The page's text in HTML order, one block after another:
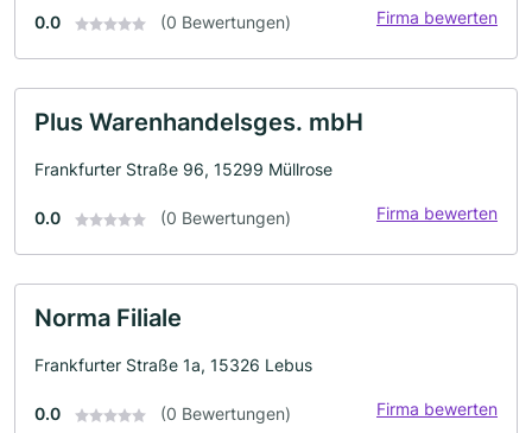
0.0 (0 Bewertungen) Firma bewerten
Plus Warenhandelsges. mbH
Frankfurter Straße 96, 15299 Müllrose
0.0 (0 Bewertungen) Firma bewerten
Norma Filiale
Frankfurter Straße 1a, 15326 Lebus
0.0 (0 Bewertungen) Firma bewerten